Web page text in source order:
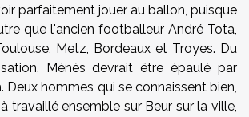
parfaitement jouer au ballon, puisque
que l'ancien footballeur André Tota,
Metz, Bordeaux et Troyes. Du
Ménès devrait être épaulé par
Deux hommes qui se connaissent bien,
travaillé ensemble sur Beur sur la ville,